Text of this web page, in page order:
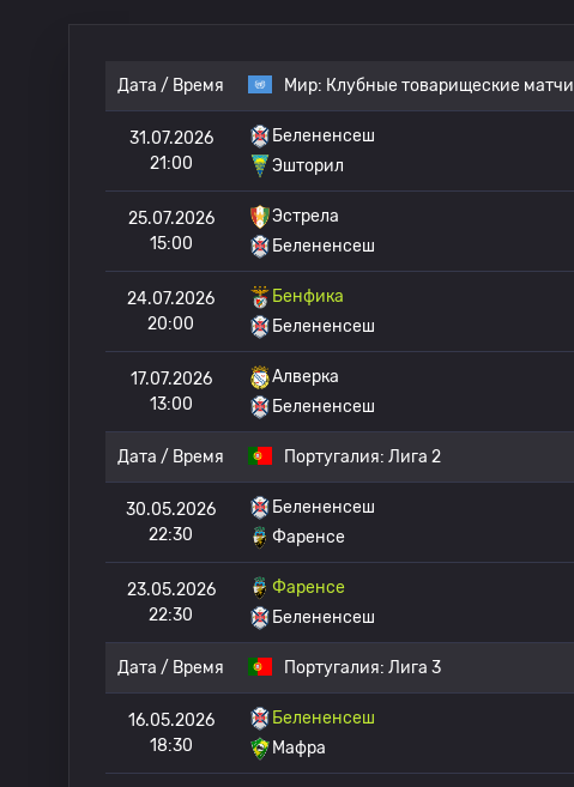
Дата / Время Мир: Клубные товарищеские матчи
31.07.2026
21:00
Белененсеш
Эшторил
25.07.2026
15:00
Эстрела
Белененсеш
24.07.2026
20:00
Бенфика
Белененсеш
17.07.2026
13:00
Алверка
Белененсеш
Дата / Время Португалия: Лига 2
30.05.2026
22:30
Белененсеш
Фаренсе
23.05.2026
22:30
Фаренсе
Белененсеш
Дата / Время Португалия: Лига 3
16.05.2026
18:30
Белененсеш
Мафра